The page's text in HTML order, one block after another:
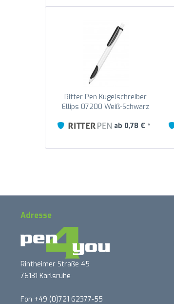
Ritter Pen Kugelschreiber
Ellips 07200 Weiß-Schwarz
ab 0,78 € *
Adresse
Rintheimer Straße 45
76131 Karlsruhe
Fon +49 (0)721 62377-55